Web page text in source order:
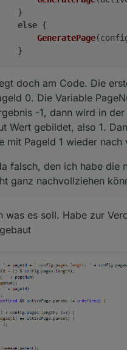
}
else {
GeneratePage
}
doch am Code. Die
0. Die Variable
-1, dann wird in der
Wert gebildet, also 1.
mit PageId 1 wieder nach
falsch, den ich habe die
ganz nachvollziehen
was es soll. Habe zur